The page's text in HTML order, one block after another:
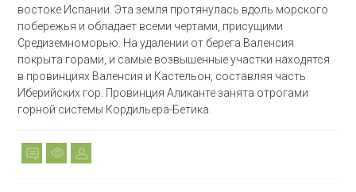
востоке Испании. Эта земля протянулась вдоль морского
побережья и обладает всеми чертами, присущими
Средиземноморью. На удалении от берега Валенсия
покрыта горами, и самые возвышенные участки находятся
в провинциях Валенсия и Кастельон, составляя часть
Иберийских гор. Провинция Аликанте занята отрогами
горной системы Кордильера-Бетика.